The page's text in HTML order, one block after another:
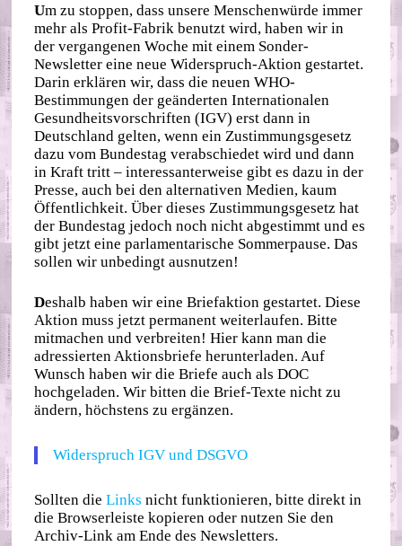
Um zu stoppen, dass unsere Menschenwürde immer
mehr als Profit-Fabrik benutzt wird, haben wir in
der vergangenen Woche mit einem Sonder-
Newsletter eine neue Widerspruch-Aktion gestartet.
Darin erklären wir, dass die neuen WHO-
Bestimmungen der geänderten Internationalen
Gesundheitsvorschriften (IGV) erst dann in
Deutschland gelten, wenn ein Zustimmungsgesetz
dazu vom Bundestag verabschiedet wird und dann
in Kraft tritt – interessanterweise gibt es dazu in der
Presse, auch bei den alternativen Medien, kaum
Öffentlichkeit. Über dieses Zustimmungsgesetz hat
der Bundestag jedoch noch nicht abgestimmt und es
gibt jetzt eine parlamentarische Sommerpause. Das
sollen wir unbedingt ausnutzen!
Deshalb haben wir eine Briefaktion gestartet. Diese
Aktion muss jetzt permanent weiterlaufen. Bitte
mitmachen und verbreiten! Hier kann man die
adressierten Aktionsbriefe herunterladen. Auf
Wunsch haben wir die Briefe auch als DOC
hochgeladen. Wir bitten die Brief-Texte nicht zu
ändern, höchstens zu ergänzen.
Widerspruch IGV und DSGVO
Sollten dieLinks nicht funktionieren, bitte direkt in
die Browserleiste kopieren oder nutzen Sie den
Archiv-Link am Ende des Newsletters.